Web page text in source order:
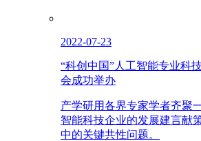
2022-07-23
“科创中国”人工智能专业科
会成功举办
产学研用各界专家学者齐聚
智能科技企业的发展建言献
中的关键共性问题。